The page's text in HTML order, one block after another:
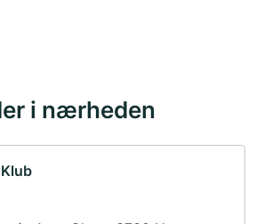
i nærheden